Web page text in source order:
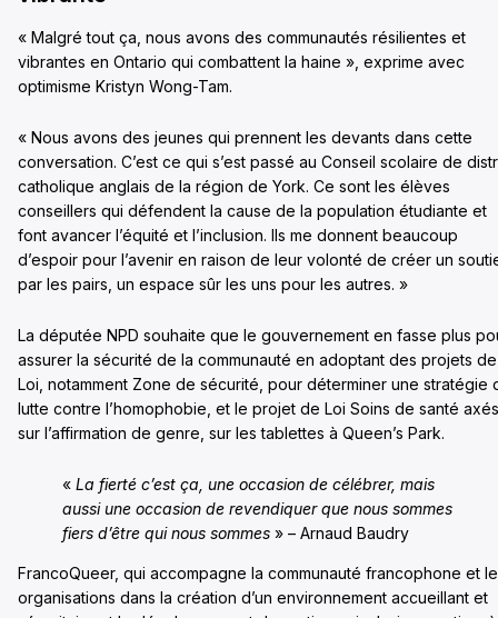
« Malgré tout ça, nous avons des communautés résilientes et
vibrantes en Ontario qui combattent la haine », exprime avec
optimisme Kristyn Wong-Tam.
« Nous avons des jeunes qui prennent les devants dans cette
conversation. C’est ce qui s’est passé au Conseil scolaire de
catholique anglais de la région de York. Ce sont les élèves
conseillers qui défendent la cause de la population étudiante et
font avancer l’équité et l’inclusion. Ils me donnent beaucoup
d’espoir pour l’avenir en raison de leur volonté de créer un
par les pairs, un espace sûr les uns pour les autres. »
La députée NPD souhaite que le gouvernement en fasse plus
assurer la sécurité de la communauté en adoptant des projets de
Loi, notamment Zone de sécurité, pour déterminer une stratégie
lutte contre l’homophobie, et le projet de Loi Soins de santé axés
sur l’affirmation de genre, sur les tablettes à Queen’s Park.
« La fierté c’est ça, une occasion de célébrer, mais
aussi une occasion de revendiquer que nous sommes
fiers d’être qui nous sommes » – Arnaud Baudry
FrancoQueer, qui accompagne la communauté francophone et
organisations dans la création d’un environnement accueillant et